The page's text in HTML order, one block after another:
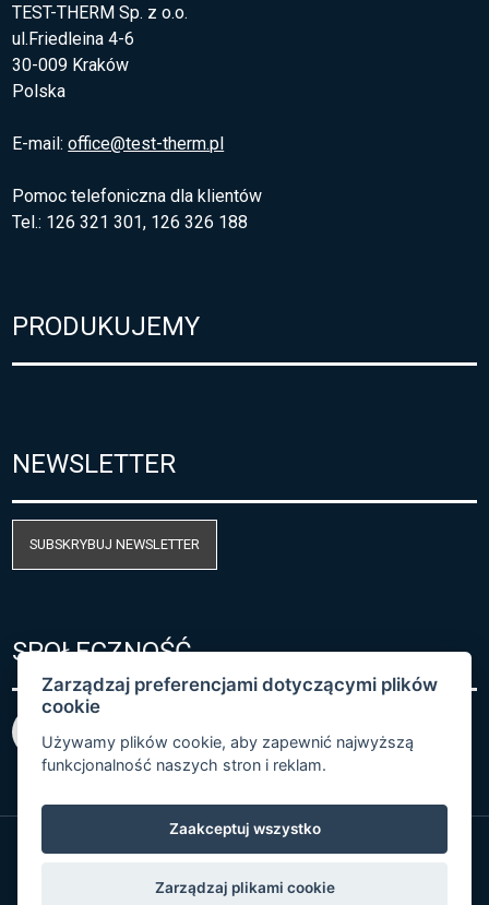
TEST-THERM Sp. z o.o.
ul.Friedleina 4-6
30-009 Kraków
Polska
E-mail:office@test-therm.pl
Pomoc telefoniczna dla klientów
Tel.: 126 321 301, 126 326 188
PRODUKUJEMY
NEWSLETTER
SUBSKRYBUJ NEWSLETTER
SPOŁECZNOŚĆ
bySpaneco
Zarządzaj preferencjami dotyczącymi plików
cookie
Używamy plików cookie, aby zapewnić najwyższą
funkcjonalność naszych stron i reklam.
Zaakceptuj wszystko
Zarządzaj plikami cookie